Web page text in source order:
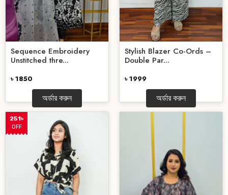
Sequence Embroidery
Unstitched thre...
৳ 1850
অর্ডার করুন
Stylish Blazer Co-Ords –
Double Par...
৳ 1999
অর্ডার করুন
251৳
OFF